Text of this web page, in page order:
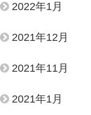
2022年1月
2021年12月
2021年11月
2021年1月